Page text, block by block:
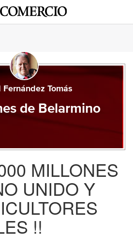
Fernández Tomás
de Belarmino
MILLONES
UNIDO Y
!!